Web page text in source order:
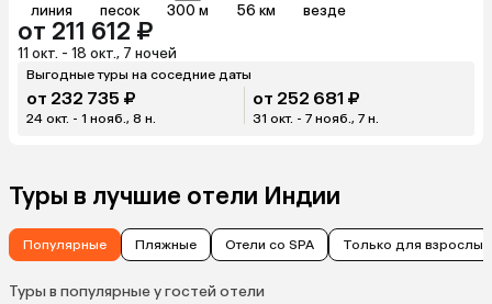
линия песок 300 м 56 км везде
от 211 612 ₽
11 окт. - 18 окт., 7 ночей
Выгодные туры на соседние даты
от 232 735 ₽
24 окт. - 1 нояб., 8 н.
от 252 681 ₽
31 окт. - 7 нояб., 7 н.
Туры в лучшие отели Индии
Популярные Пляжные Отели со SPA Только для взрослых
Туры в популярные у гостей отели